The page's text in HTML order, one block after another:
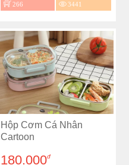
266 3441
Hộp Cơm Cá Nhân
Cartoon
180.000đ